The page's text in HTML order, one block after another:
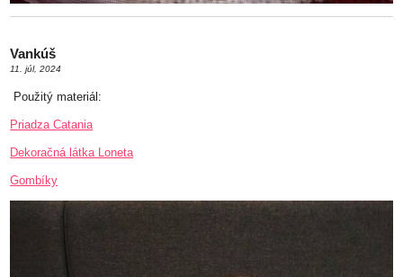
Vankúš
11. júl, 2024
Použitý materiál:
Priadza Catania
Dekoračná látka Loneta
Gombíky